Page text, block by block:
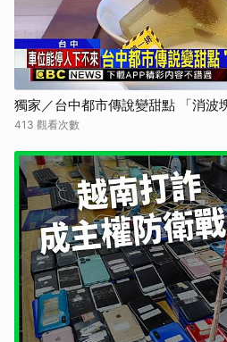
獨家／台中都市傳說變甜點 「消波
413 觀看次數